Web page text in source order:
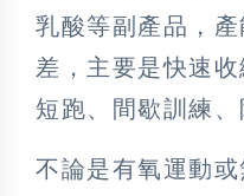
乳酸等副產品，
差，主要是快速
短跑、間歇訓練、
不論是有氧運動